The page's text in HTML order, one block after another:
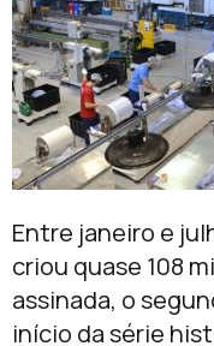
Entre janeiro e
criou quase 108
assinada, o
início da série